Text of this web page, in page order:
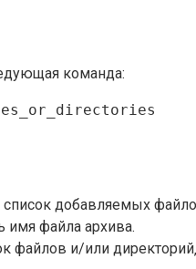
команда:
добавляемых
имя файла архива.
файлов и/или